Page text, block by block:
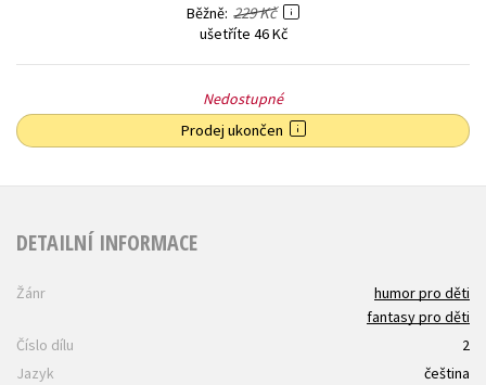
Běžně 229 Kč
ušetříte 46 Kč
Nedostupné
Prodej ukončen
DETAILNÍ INFORMACE
Žánr
humor pro děti
fantasy pro děti
Číslo dílu
2
Jazyk
čeština